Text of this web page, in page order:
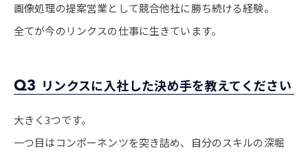
画像処理の提案営業として競合他社に勝ち続ける経験。
全てが今のリンクスの仕事に生きています。
Q3 リンクスに入社した決め手を教えてください
大きく3つです。
一つ目はコンポーネンツを突き詰め、自分のスキルの深堀